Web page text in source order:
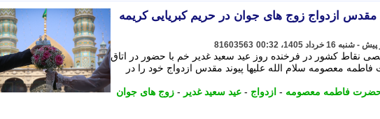
مقدس ازدواج زوج های جوان در حریم کبریایی کریمه
81603563
نقاط کشور در فرخنده روز عید سعید غدیر خم با حضور در اتاق
معصومه سلام الله علیها پیوند مقدس ازدواج خود را در
فاطمه معصومه - ازدواج - عید سعید غدیر - زوج های جوان